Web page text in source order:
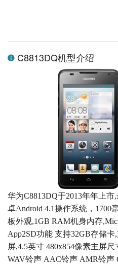
C8813DQ机型介绍
华为C8813DQ于2013年年上
卓Android 4.1操作系统，1700
板外观,1GB RAM机身内存
App2SD功能 支持32GB存储
屏,4.5英寸 480x854像素主屏
WAV铃声 AAC铃声 AMR铃声